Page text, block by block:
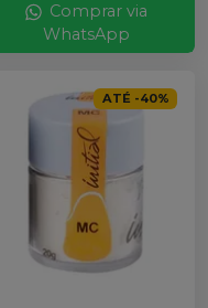
Comprar via
WhatsApp
ATÉ -40%